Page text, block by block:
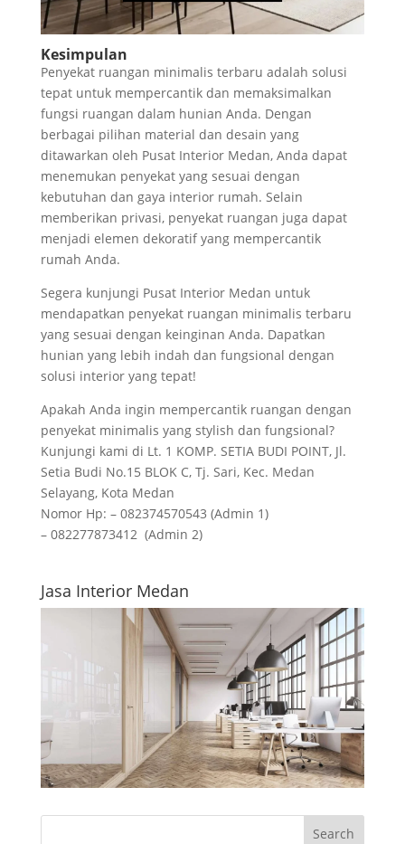
Kesimpulan
Penyekat ruangan minimalis terbaru adalah solusi
tepat untuk mempercantik dan memaksimalkan
fungsi ruangan dalam hunian Anda. Dengan
berbagai pilihan material dan desain yang
ditawarkan oleh Pusat Interior Medan, Anda dapat
menemukan penyekat yang sesuai dengan
kebutuhan dan gaya interior rumah. Selain
memberikan privasi, penyekat ruangan juga dapat
menjadi elemen dekoratif yang mempercantik
rumah Anda.
Segera kunjungi Pusat Interior Medan untuk
mendapatkan penyekat ruangan minimalis terbaru
yang sesuai dengan keinginan Anda. Dapatkan
hunian yang lebih indah dan fungsional dengan
solusi interior yang tepat!
Apakah Anda ingin mempercantik ruangan dengan
penyekat minimalis yang stylish dan fungsional?
Kunjungi kami di Lt. 1 KOMP. SETIA BUDI POINT, Jl.
Setia Budi No.15 BLOK C, Tj. Sari, Kec. Medan
Selayang, Kota Medan
Nomor Hp: – 082374570543 (Admin 1)
– 082277873412 (Admin 2)
Jasa Interior Medan
Search